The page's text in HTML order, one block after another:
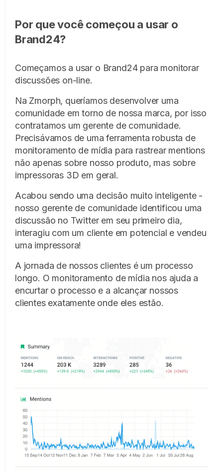
Por que você começou a usar o
Brand24?
Começamos a usar o Brand24 para monitorar
discussões on-line.
Na Zmorph, queríamos desenvolver uma
comunidade em torno de nossa marca, por isso
contratamos um gerente de comunidade.
Precisávamos de uma ferramenta robusta de
monitoramento de mídia para rastrear mentions
não apenas sobre nosso produto, mas sobre
impressoras 3D em geral.
Acabou sendo uma decisão muito inteligente -
nosso gerente de comunidade identificou uma
discussão no Twitter em seu primeiro dia,
interagiu com um cliente em potencial e vendeu
uma impressora!
A jornada de nossos clientes é um processo
longo. O monitoramento de mídia nos ajuda a
encurtar o processo e a alcançar nossos
clientes exatamente onde eles estão.